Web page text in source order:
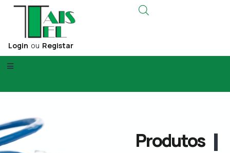
Login ou Registar
Produtos